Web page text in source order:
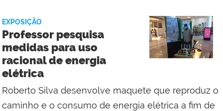
Campus
Macaé
EXPOSIÇÃO
Professor pesquisa
medidas para uso
racional de energia
elétrica
Roberto Silva desenvolve maquete que reproduz o
caminho e o consumo de energia elétrica a fim de